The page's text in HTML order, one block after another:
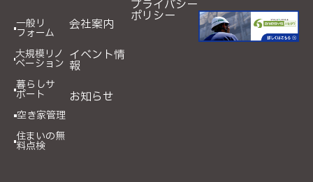
一般リ
フォーム
大規模リノ
ベーション
暮らしサ
ポート
空き家管理
住まいの無
料点検
会社案内
イベント情
報
お知らせ
プライバシー
ポリシー